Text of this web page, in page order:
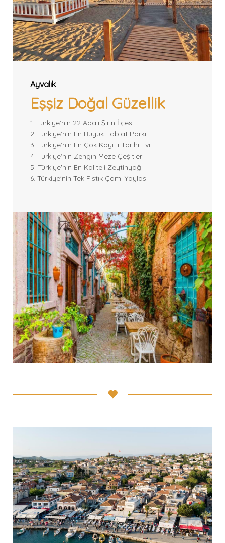
Ayvalık
Eşşiz Doğal Güzellik
1. Türkiye'nin 22 Adalı Şirin İlçesi
2. Türkiye'nin En Büyük Tabiat Parkı
3. Türkiye'nin En Çok Kayıtlı Tarihi Evi
4. Türkiye'nin Zengin Meze Çeşitleri
5. Türkiye'nin En Kaliteli Zeytinyağı
6. Türkiye'nin Tek Fıstık Çamı Yaylası